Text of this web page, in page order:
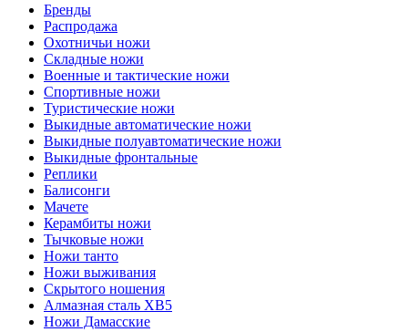
Бренды
Распродажа
Охотничьи ножи
Складные ножи
Военные и тактические ножи
Спортивные ножи
Туристические ножи
Выкидные автоматические ножи
Выкидные полуавтоматические ножи
Выкидные фронтальные
Реплики
Балисонги
Мачете
Керамбиты ножи
Тычковые ножи
Ножи танто
Ножи выживания
Скрытого ношения
Алмазная сталь ХВ5
Ножи Дамасские